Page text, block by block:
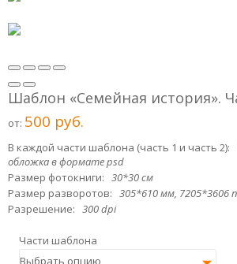
Шаблон «Семейная история».
от: 500 руб.
В каждой части шаблона (часть 1 и часть 2):
обложка в формате psd
Размер фотокниги: 30*30 см
Размер разворотов: 305*610 мм, 7205*3606
Разрешение: 300 dpi
Части шаблона